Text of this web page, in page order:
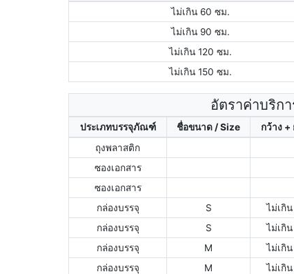
ไม่เกิน 60 ซม.
ไม่เกิน 90 ซม.
ไม่เกิน 120 ซม.
ไม่เกิน 150 ซม.
อัตราค่าบริกา
ประเภทบรรจุภัณฑ์ ชื่อขนาด / Size กว้าง +
ถุงพลาสติก
ซองเอกสาร
ซองเอกสาร
กล่องบรรจุ
S ไม่เกิ
กล่องบรรจุ
S ไม่เกิ
กล่องบรรจุ
M ไม่เกิ
กล่องบรรจุ
M ไม่เกิ